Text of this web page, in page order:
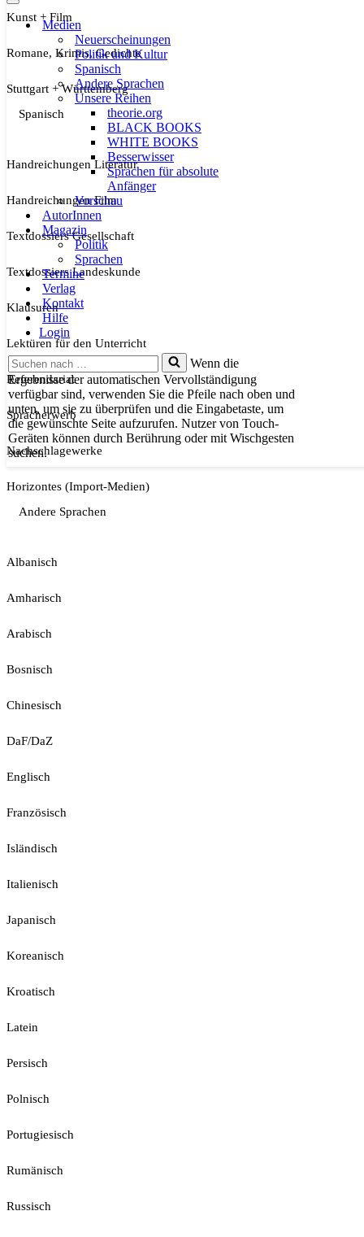
Navigationsmenü
Medien
Neuerscheinungen
Politik und Kultur
Spanisch
Andere Sprachen
Unsere Reihen
theorie.org
BLACK BOOKS
WHITE BOOKS
Besserwisser
Sprachen für absolute
Anfänger
Vorschau
AutorInnen
Magazin
Politik
Sprachen
Termine
Verlag
Kontakt
Hilfe
Login
Suchen
nach …
Wenn die
Ergebnisse der automatischen Vervollständigung
verfügbar sind, verwenden Sie die Pfeile nach oben und
unten, um sie zu überprüfen und die Eingabetaste, um
die gewünschte Seite aufzurufen. Nutzer von Touch-
Geräten können durch Berührung oder mit Wischgesten
suchen.
Kunst + Film
Romane, Krimis, Gedichte
Stuttgart + Württemberg
Spanisch
Handreichungen Literatur
Handreichungen Film
Textdossiers Gesellschaft
Textdossiers Landeskunde
Klausuren
Lektüren für den Unterricht
Referendariat
Spracherwerb
Nachschlagewerke
Horizontes (Import-Medien)
Andere Sprachen
Albanisch
Amharisch
Arabisch
Bosnisch
Chinesisch
DaF/DaZ
Englisch
Französisch
Isländisch
Italienisch
Japanisch
Koreanisch
Kroatisch
Latein
Persisch
Polnisch
Portugiesisch
Rumänisch
Russisch